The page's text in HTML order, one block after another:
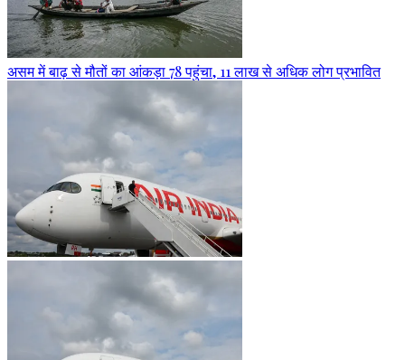
असम में बाढ़ से मौतों का आंकड़ा 78 पहुंचा, 11 लाख से अधिक लोग प्रभावित